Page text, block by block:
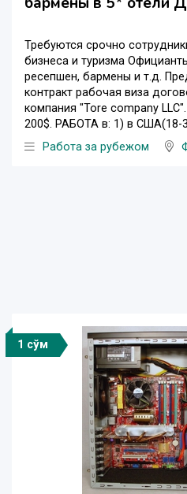
Требуются cрочно
бизнеса и туризма
ресепшен, бармены и т.д.
контракт рабочая виза
компания "Tore company
200$. РАБОТА в: 1) в США(18-
Работа за рубежом
1 сўм